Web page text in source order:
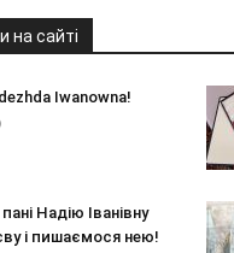
на сайті
Iwanowna!
Надію Іванівну
і пишаємося нею!